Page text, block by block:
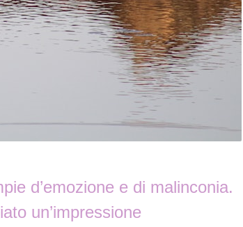
d’emozione e di malinconia.
un’impressione